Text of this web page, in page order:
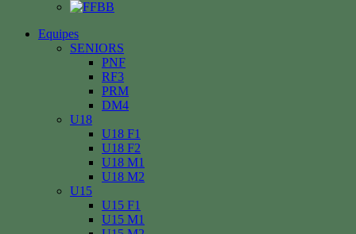
Equipes
SENIORS
PNF
RF3
PRM
DM4
U18
U18 F1
U18 F2
U18 M1
U18 M2
U15
U15 F1
U15 M1